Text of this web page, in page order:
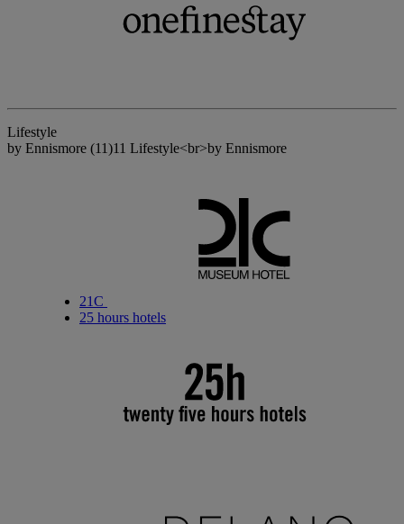
Lifestyle
by Ennismore (11)11 Lifestyle<br>by Ennismore
21C
25 hours hotels